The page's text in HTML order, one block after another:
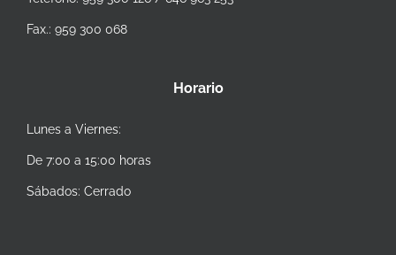
Fax.: 959 300 068
Horario
Lunes a Viernes:
De 7:00 a 15:00 horas
Sábados: Cerrado